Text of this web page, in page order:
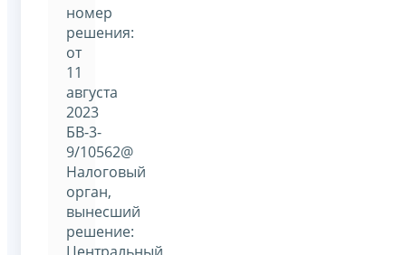
номер
решения:
от
11
августа
2023
БВ-3-
9/10562@
Налоговый
орган,
вынесший
решение:
Центральный